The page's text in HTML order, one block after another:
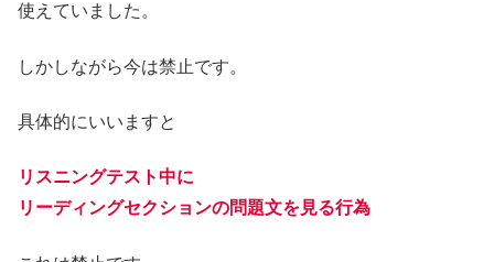
使えていました。
しかしながら今は禁止です。
具体的にいいますと
リスニングテスト中に
リーディングセクションの問題文を見る行為